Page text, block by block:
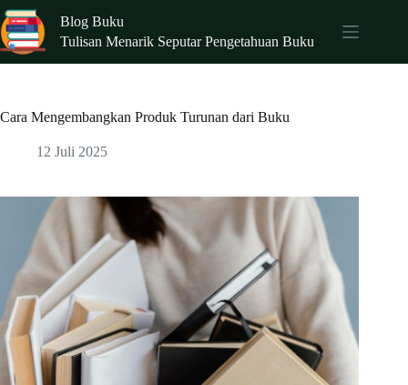
Skip
to
content
Blog Buku
Tulisan Menarik Seputar Pengetahuan Buku
Cara Mengembangkan Produk Turunan dari Buku
12 Juli 2025